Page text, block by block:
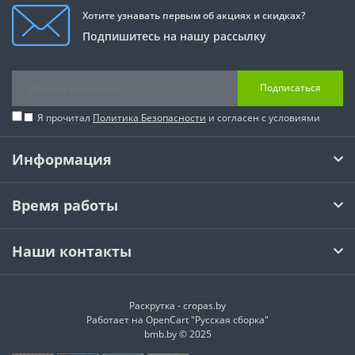
Хотите узнавать первым об акциях и скидках?
Подпишитесь на нашу рассылку
Подписаться
Я прочитал Политика Безопасности и согласен с условиями
Информация
Время работы
Наши контакты
Раскрутка -cropas.by
Работает на OpenCart "Русская сборка"
bmb.by © 2025